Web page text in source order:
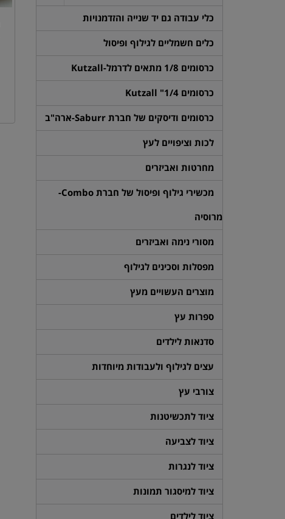
כלי עבודה גם יד שנייה והזדמנויות
כלים חשמליים לגילוף ופיסול
כרסומים 1/8 מתאים לדרמל-Kutzall
כרסומים 1/4" Kutzall
כרסומים ודיסקים של חברת Saburr-ארה"ב
לכות וציפויים לעץ
מחרטות ואביזרים
מכשירי גילוף ופיסול של חברת Combo-
מרוסיה
מסורי נימה ואביזרים
מפסלות וסכינים לגילוף
מוצרים העשויים מעץ
ספרות עץ
סדנאות לילדים
עצים לגילוף ולעבודות מיוחדות
צורבי עץ
ציוד לתכשיטנות
ציוד לצביעה
ציוד לנגרות
ציוד למיסגור תמונות
ציוד לילדים